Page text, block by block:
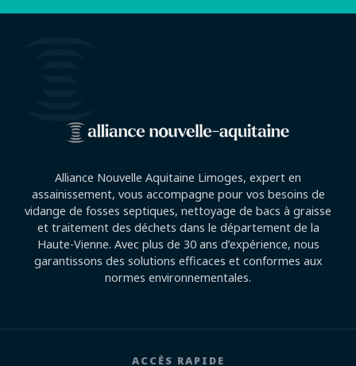
Alliance Nouvelle Aquitaine Limoges, expert en
assainissement, vous accompagne pour vos besoins de
vidange de fosses septiques, nettoyage de bacs à graisse
et traitement des déchets dans le département de la
Haute-Vienne. Avec plus de 30 ans d’expérience, nous
garantissons des solutions efficaces et conformes aux
normes environnementales.
ACCÈS RAPIDE